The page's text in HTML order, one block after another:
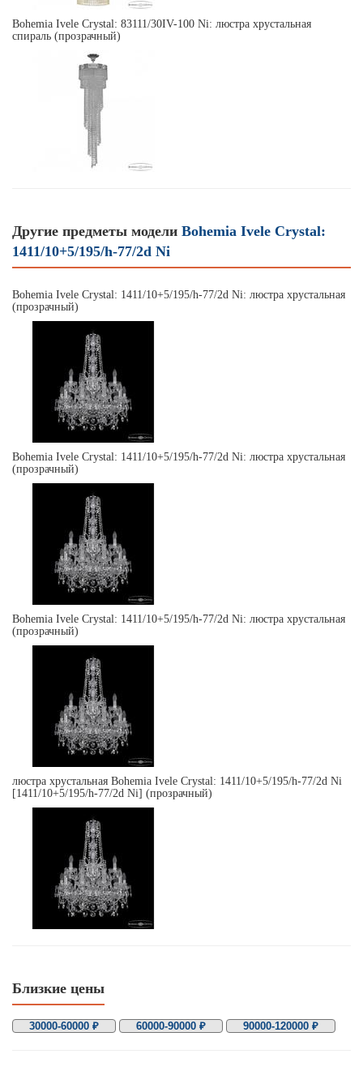
Bohemia Ivele Crystal: 83111/30IV-100 Ni: люстра хрустальная
спираль (прозрачный)
Другие предметы модели Bohemia Ivele Crystal:
1411/10+5/195/h-77/2d Ni
Bohemia Ivele Crystal: 1411/10+5/195/h-77/2d Ni: люстра хрустальная
(прозрачный)
Bohemia Ivele Crystal: 1411/10+5/195/h-77/2d Ni: люстра хрустальная
(прозрачный)
Bohemia Ivele Crystal: 1411/10+5/195/h-77/2d Ni: люстра хрустальная
(прозрачный)
люстра хрустальная Bohemia Ivele Crystal: 1411/10+5/195/h-77/2d Ni
[1411/10+5/195/h-77/2d Ni] (прозрачный)
Близкие цены
30000-60000 ₽ 60000-90000 ₽ 90000-120000 ₽